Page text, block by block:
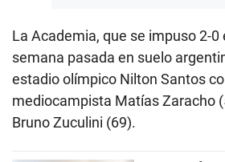
La Academia, que se impuso 2-0
semana pasada en suelo
estadio olímpico Nilton Santos
mediocampista Matías Zaracho
Bruno Zuculini (69).